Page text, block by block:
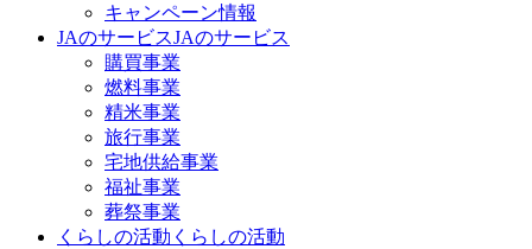
キャンペーン情報
JAのサービスJAのサービス
購買事業
燃料事業
精米事業
旅行事業
宅地供給事業
福祉事業
葬祭事業
くらしの活動 くらしの活動